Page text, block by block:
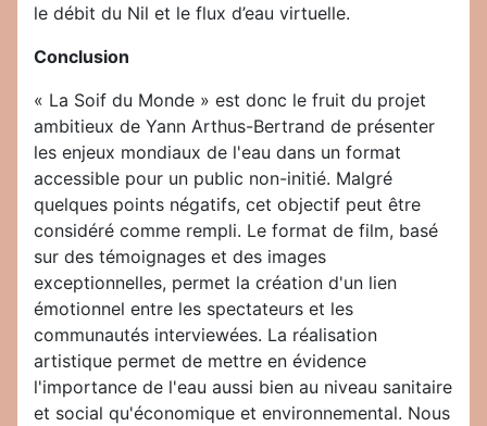
le débit du Nil et le flux d’eau virtuelle.
Conclusion
« La Soif du Monde » est donc le fruit du projet
ambitieux de Yann Arthus-Bertrand de présenter
les enjeux mondiaux de l'eau dans un format
accessible pour un public non-initié. Malgré
quelques points négatifs, cet objectif peut être
considéré comme rempli. Le format de film, basé
sur des témoignages et des images
exceptionnelles, permet la création d'un lien
émotionnel entre les spectateurs et les
communautés interviewées. La réalisation
artistique permet de mettre en évidence
l'importance de l'eau aussi bien au niveau sanitaire
et social qu'économique et environnemental. Nous